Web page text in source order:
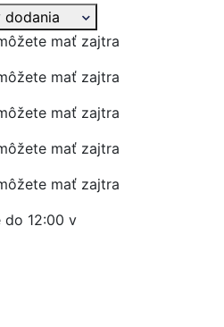
dodania
mať zajtra
mať zajtra
mať zajtra
mať zajtra
mať zajtra
12:00 v